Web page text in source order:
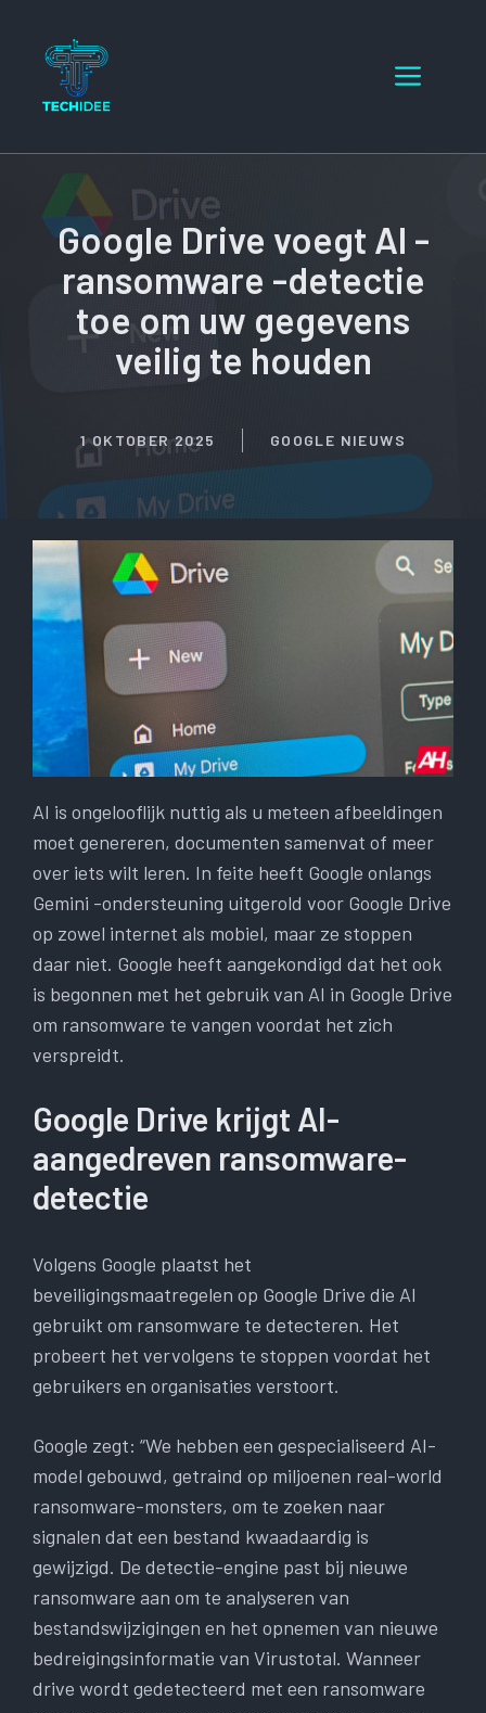
inhoud
Menu
Google Drive voegt AI -
ransomware -detectie
toe om uw gegevens
veilig te houden
1 OKTOBER 2025 GOOGLE NIEUWS
AI is ongelooflijk nuttig als u meteen afbeeldingen
moet genereren, documenten samenvat of meer
over iets wilt leren. In feite heeft Google onlangs
Gemini -ondersteuning uitgerold voor Google Drive
op zowel internet als mobiel, maar ze stoppen
daar niet. Google heeft aangekondigd dat het ook
is begonnen met het gebruik van AI in Google Drive
om ransomware te vangen voordat het zich
verspreidt.
Google Drive krijgt AI-
aangedreven ransomware-
detectie
Volgens Google plaatst het
beveiligingsmaatregelen op Google Drive die AI
gebruikt om ransomware te detecteren. Het
probeert het vervolgens te stoppen voordat het
gebruikers en organisaties verstoort.
Google zegt: “We hebben een gespecialiseerd AI-
model gebouwd, getraind op miljoenen real-world
ransomware-monsters, om te zoeken naar
signalen dat een bestand kwaadaardig is
gewijzigd. De detectie-engine past bij nieuwe
ransomware aan om te analyseren van
bestandswijzigingen en het opnemen van nieuwe
bedreigingsinformatie van Virustotal. Wanneer
drive wordt gedetecteerd met een ransomware